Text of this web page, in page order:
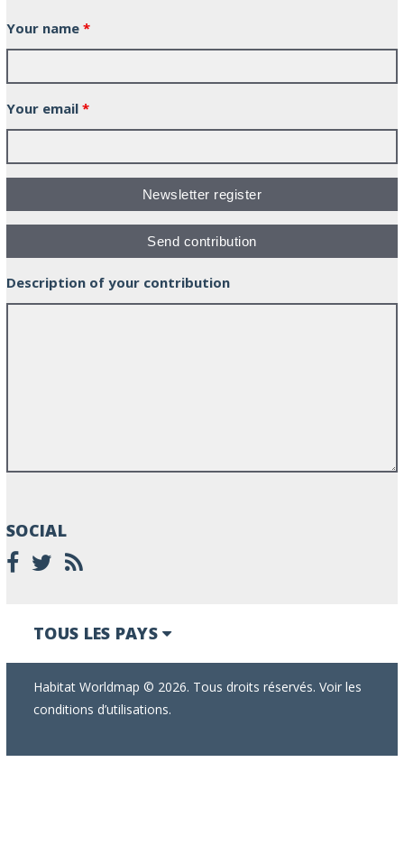
Your name *
Your email *
Description of your contribution
SOCIAL
TOUS LES PAYS
Habitat Worldmap © 2026. Tous droits réservés. Voir les
conditions d’utilisations.